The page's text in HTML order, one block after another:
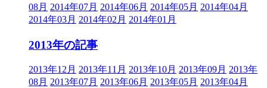
08月 2014年07月 2014年06月 2014年05月 2014年04月
2014年03月 2014年02月 2014年01月
2013年の記事
2013年12月 2013年11月 2013年10月 2013年09月 2013年
08月 2013年07月 2013年06月 2013年05月 2013年04月